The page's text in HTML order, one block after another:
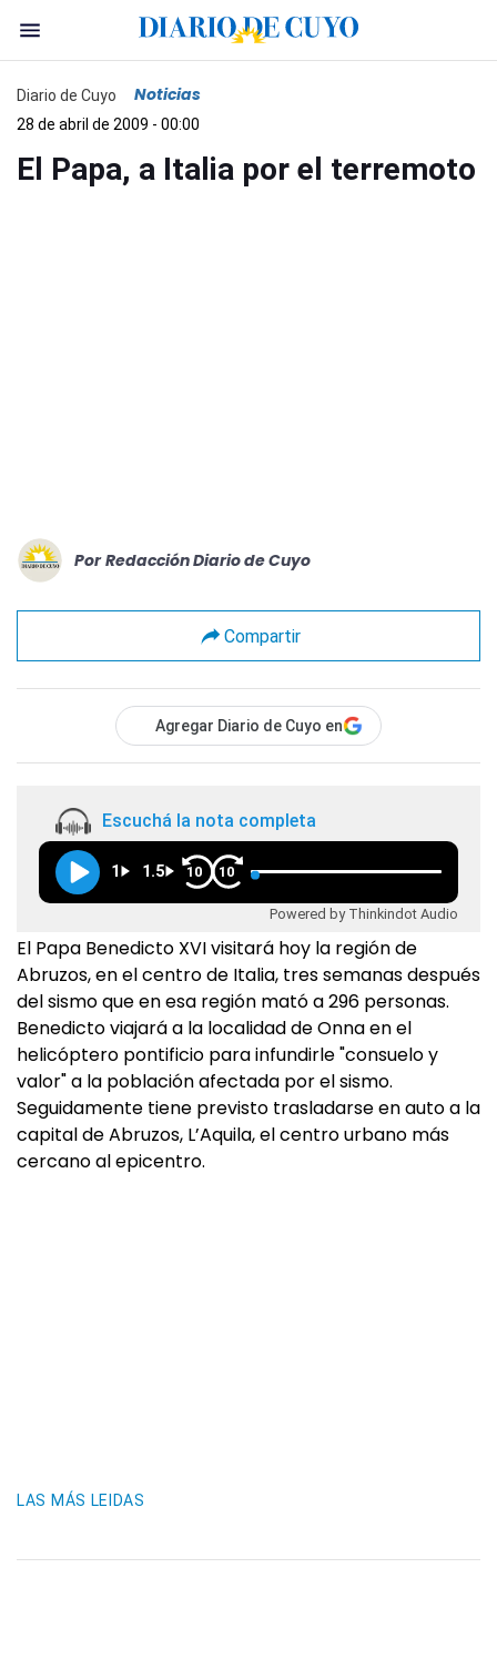
Diario de Cuyo Noticias
28 de abril de 2009 - 00:00
El Papa, a Italia por el terremoto
Por Redacción Diario de Cuyo
Compartir
Agregar Diario de Cuyo en
Escuchá la nota completa
1 1.5 10 10
Powered by Thinkindot Audio
El Papa Benedicto XVI visitará hoy la región de
Abruzos, en el centro de Italia, tres semanas después
del sismo que en esa región mató a 296 personas.
Benedicto viajará a la localidad de Onna en el
helicóptero pontificio para infundirle "consuelo y
valor" a la población afectada por el sismo.
Seguidamente tiene previsto trasladarse en auto a la
capital de Abruzos, L’Aquila, el centro urbano más
cercano al epicentro.
LAS MÁS LEIDAS